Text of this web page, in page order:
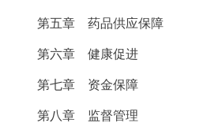
第五章 药品供应保障
第六章 健康促进
第七章 资金保障
第八章 监督管理